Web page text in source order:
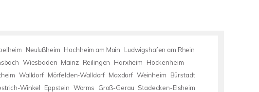
Neulußheim Hochheim am Main
Ludwigshafen am Rhein
Wiesbaden Mainz Reilingen Harxheim
Hockenheim
Walldorf Mörfelden-Walldorf Maxdorf Weinheim
Bürstadt
Winkel Eppstein Worms Groß-Gerau Stadecken-Elsheim